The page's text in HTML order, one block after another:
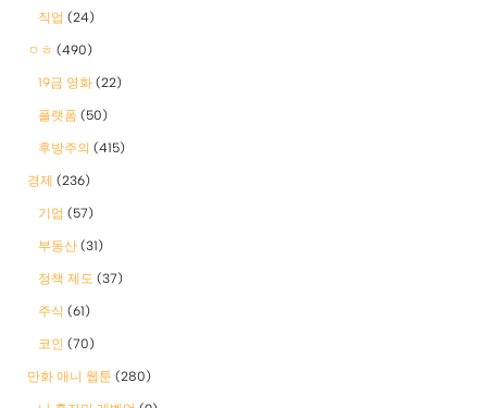
직업 (24)
ㅇㅎ (490)
19금 영화 (22)
플랫폼 (50)
후방주의 (415)
경제 (236)
기업 (57)
부동산 (31)
정책 제도 (37)
주식 (61)
코인 (70)
만화 애니 웹툰 (280)